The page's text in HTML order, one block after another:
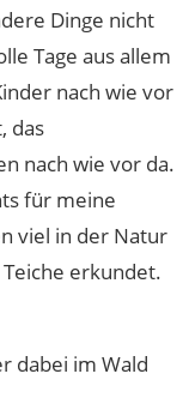
Dinge nicht
Tage aus allem
nach wie vor
das
nach wie vor da.
für meine
viel in der Natur
erkundet.
dabei im Wald